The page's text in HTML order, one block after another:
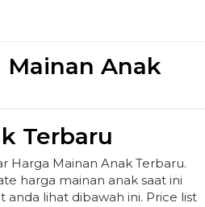
Mainan Anak
Terbaru
Harga Mainan Anak Terbaru.
harga mainan anak saat ini
anda lihat dibawah ini. Price list